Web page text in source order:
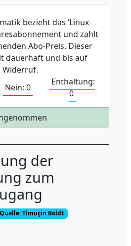
bezieht das ‘Linux-
und zahlt
Abo-Preis. Dieser
dauerhaft und bis auf
Widerruf.
Nein: 0
Enthaltung:
0
der
zum
Quelle: Timuçin Boldt